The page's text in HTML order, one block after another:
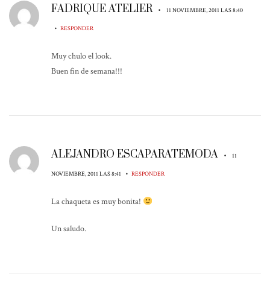
FADRIQUE ATELIER • 11 NOVIEMBRE, 2011 LAS 8:40
• RESPONDER
Muy chulo el look.
Buen fin de semana!!!
ALEJANDRO ESCAPARATEMODA • 11
NOVIEMBRE, 2011 LAS 8:41 • RESPONDER
La chaqueta es muy bonita!
Un saludo.